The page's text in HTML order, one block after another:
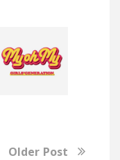
Older Post